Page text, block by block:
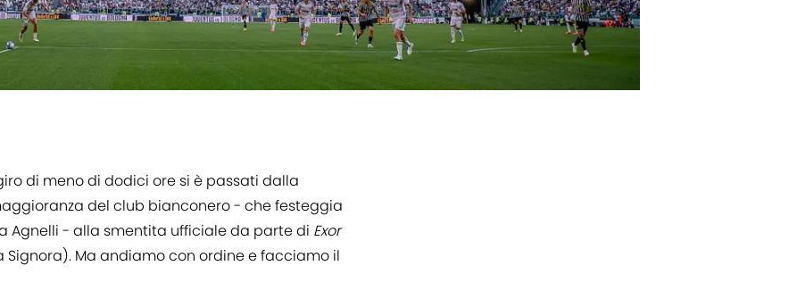
di meno di dodici ore si è passati dalla
del club bianconero - che festeggia
Agnelli - alla smentita ufficiale da parte di Exor
Ma andiamo con ordine e facciamo il